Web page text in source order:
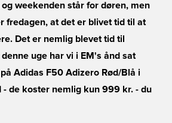
weekenden står for døren, men
fredagen, at det er blivet tid til at
Det er nemlig blevet tid til
uge har vi i EM's ånd sat
Adidas F50 Adizero Rød/Blå i
- de koster nemlig kun 999 kr. - du